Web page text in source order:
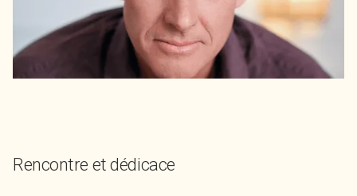
Rencontre et dédicace